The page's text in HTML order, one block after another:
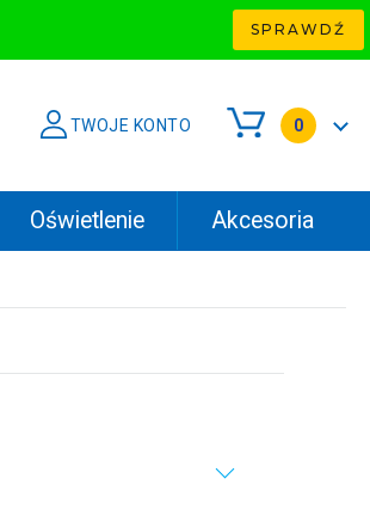
SPRAWDŹ
TWOJE KONTO 0
Oświetlenie Akcesoria